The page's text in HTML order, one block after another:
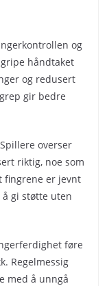
og
håndtaket
og redusert
gir bedre
overser
riktig, noe som
fingrene er jevnt
gi støtte uten
føre
Regelmessig
med å unngå